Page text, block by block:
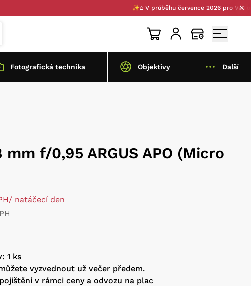
✨⌂ V průběhu července 2026 pro Vás
Fotografická technika Objektivy Další
mm f/0,95 ARGUS APO (Micro
/ natáčecí den
1 ks
vyzvednout už večer předem.
v rámci ceny a odvozu na plac